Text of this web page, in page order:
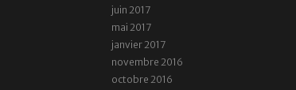
juin 2017
mai 2017
janvier 2017
novembre 2016
octobre 2016